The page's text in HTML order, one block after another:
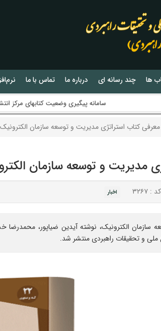
ها چند رسانه ای درباره ما تماس با ما
سامانه پیگیری وضعیت کتابهای مرکز انتشارات راه
معرفی کتاب استراتژی مدیریت و توسعه سازمان الکترونیک
مدیریت و توسعه سازمان
کد : ۳۲۶۷ اخبار
سازمان الکترونیک، نوشته آیدین ضیاپور،
ملی و تحقیقات راهبردی منتشر شد.